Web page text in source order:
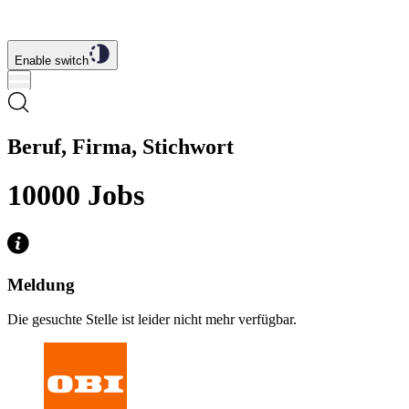
Enable switch
Beruf, Firma, Stichwort
10000 Jobs
Meldung
Die gesuchte Stelle ist leider nicht mehr verfügbar.